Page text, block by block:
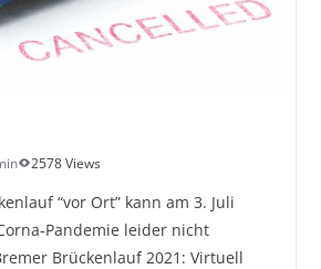
2578 Views
“vor Ort” kann am 3. Juli
Pandemie leider nicht
Brückenlauf 2021: Virtuell